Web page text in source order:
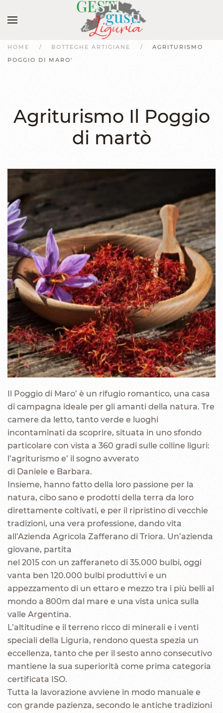
HOME BOTTEGHE ARTIGIANE
AGRITURISMO
POGGIO DI MARO'
Agriturismo Il Poggio
di martò
Il Poggio di Maro’ è un rifugio romantico, una casa
di campagna ideale per gli amanti della natura. Tre
camere da letto, tanto verde e luoghi
incontaminati da scoprire, situata in uno sfondo
particolare con vista a 360 gradi sulle colline liguri:
l’agriturismo e’ il sogno avverato
di Daniele e Barbara.
Insieme, hanno fatto della loro passione per la
natura, cibo sano e prodotti della terra da loro
direttamente coltivati, e per il ripristino di vecchie
tradizioni, una vera professione, dando vita
all’Azienda Agricola Zafferano di Triora. Un’azienda
giovane, partita
nel 2015 con un zafferaneto di 35.000 bulbi, oggi
vanta ben 120.000 bulbi produttivi e un
appezzamento di un ettaro e mezzo tra i più belli al
mondo a 800m dal mare e una vista unica sulla
valle Argentina.
L’altitudine e il terreno ricco di minerali e i venti
speciali della Liguria, rendono questa spezia un
eccellenza, tanto che per il sesto anno consecutivo
mantiene la sua superiorità come prima categoria
certificata ISO.
Tutta la lavorazione avviene in modo manuale e
con grande pazienza, secondo le antiche tradizioni